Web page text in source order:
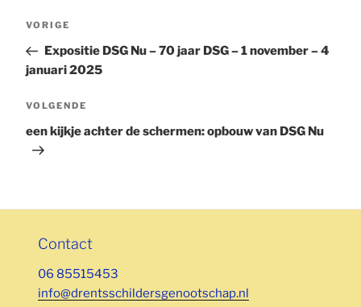
Bericht
Vorig
bericht
VORIGE
Expositie DSG Nu – 70 jaar DSG – 1 november – 4
januari 2025
Volgend
bericht
VOLGENDE
een kijkje achter de schermen: opbouw van DSG Nu
Contact
06 85515453
info@drentsschildersgenootschap.nl